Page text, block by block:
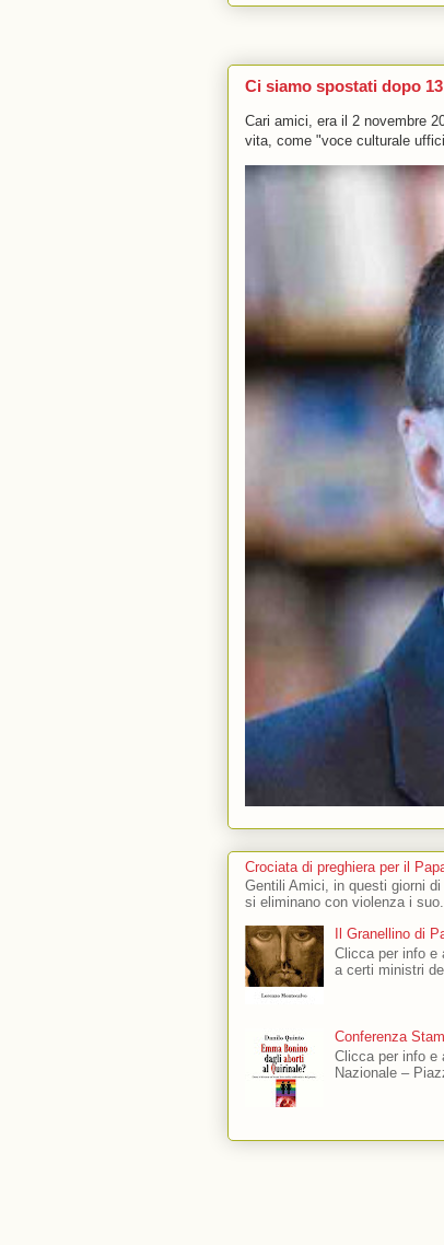
Ci siamo spostati dopo
Cari amici, era il 2 novembre
vita, come "voce culturale
Crociata di preghiera per il
Gentili Amici, in questi giorni
si eliminano con violenza i
Il Granellino di
Clicca per info e
a certi ministri
Conferenza
Clicca per info e
Nazionale –